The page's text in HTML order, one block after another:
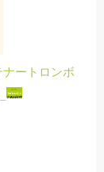
ートロンボ